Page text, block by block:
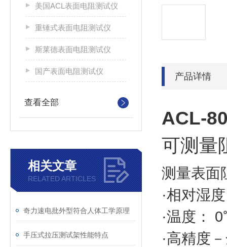
美国ACL表面电阻测试仪
重锤式表面电阻测试仪
斯莱德表面电阻测试仪
国产表面电阻测试仪
查看全部
相关文章
RELATED ARTICLES
奇力速电批外型符合人体工学原理
手压式拉压测试架性能特点
产品详情
ACL-
可测量
测量表面
·相对湿
·温度：
·高精度